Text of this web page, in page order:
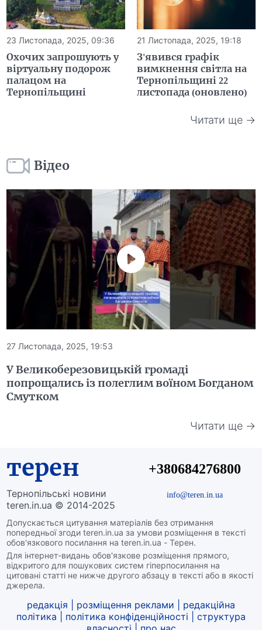
23 Листопада, 2025, 09:36
Охочих запрошують у
віртуальну подорож
палацом на
Тернопільщині
21 Листопада, 2025, 19:18
З'явився графік
вимкнення світла на
Тернопільщині 22
листопада (оновлено)
Читати ще →
Відео
27 Листопада, 2025, 19:53
У Великоберезовицькій громаді
попрощались із полеглим воїном Богданом
Смутком
Читати ще →
терен
Тернопільські новини
teren.in.ua © 2014-2025
Допускається цитування матеріалів без отримання
попередньої згоди teren.in.ua за умови розміщення в тексті
обов'язкового посилання на teren.in.ua - Терен.
Для інтернет-видань обов'язкове розміщення прямого,
відкритого для пошукових систем гіперпосилання на
цитовані статті не нижче другого абзацу в тексті або в якості
джерела.
+380684276800
info@teren.in.ua
редакція розміщення реклами
редакційна
політика
політика конфіденційності
структура